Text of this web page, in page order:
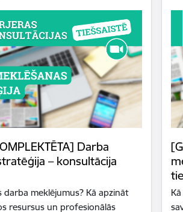
Darba
– konsultācija
darba meklējumus? Kā apzināt
resursus un profesionālās